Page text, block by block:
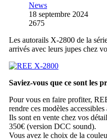
News
18 septembre 2024
2675
Les autorails X-2800 de la
arrivés avec leurs jupes chez
Saviez-vous que ce sont les
Pour vous en faire profiter,
rendre ces modèles
Ils sont en vente chez vos
350€ (version DCC sound).
Vous avez le choix de la